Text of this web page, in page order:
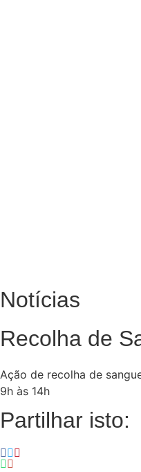
Notícias
Recolha de
Ação de recolha de
9h às 14h
Partilhar isto: